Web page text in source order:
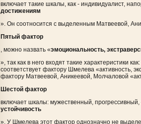
включает такие шкалы, как - индивидуалист,
достижениям
». Он соотносится с выделенным Матвеевой,
Пятый фактор
, можно назвать «эмоциональность,
», так как в него входят такие характеристики
соответствует фактору Шмелева «активность,
фактору Матвеевой, Аникеевой, Молчаловой
Шестой фактор
включает шкалы: мужественный,
устойчивость
». У Шмелева этот фактор однозначно не